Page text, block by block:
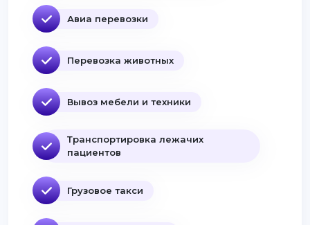
Авиа перевозки
Перевозка животных
Вывоз мебели и техники
Транспортировка лежачих
пациентов
Грузовое такси